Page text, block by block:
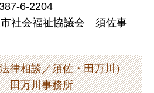
6-2204
社会福祉協議会 須佐事
律相談／須佐・田万川）
田万川事務所